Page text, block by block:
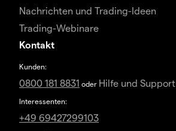
Nachrichten und Trading-Ideen
Trading-Webinare
Kontakt
Kunden:
0800 181 8831 oder Hilfe und Support
Interessenten:
+49 69427299103